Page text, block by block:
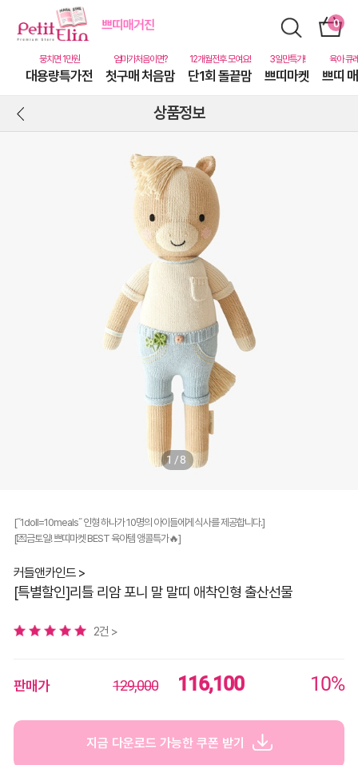
대용량특가전 첫구매 처음맘 단1회 돌끝맘 쁘띠마켓 쁘띠
상품정보
1/8
[˝1doll=10meals˝ 인형 하나가 10명의 아이들에게 식사를 제공합니다.]
[💌금토일! 쁘띠마켓 BEST 육아템 앵콜특가🔥]
커들앤카인드 >
[특별할인]리틀 리암 포니 말 말띠 애착인형 출산선물
2건 >
판매가 129,000 116,100 10%
지금 다운로드 가능한 쿠폰 받기